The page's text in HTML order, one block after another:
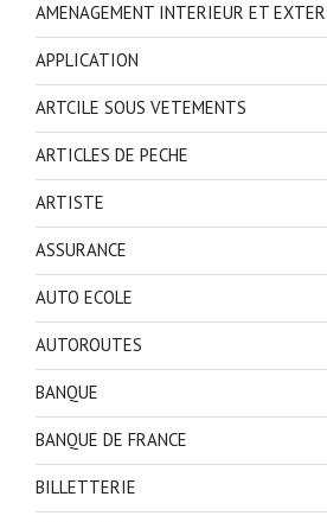
AMENAGEMENT INTERIEUR ET
APPLICATION
ARTCILE SOUS VETEMENTS
ARTICLES DE PECHE
ARTISTE
ASSURANCE
AUTO ECOLE
AUTOROUTES
BANQUE
BANQUE DE FRANCE
BILLETTERIE